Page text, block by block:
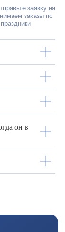
заявку на
заказы по
он в